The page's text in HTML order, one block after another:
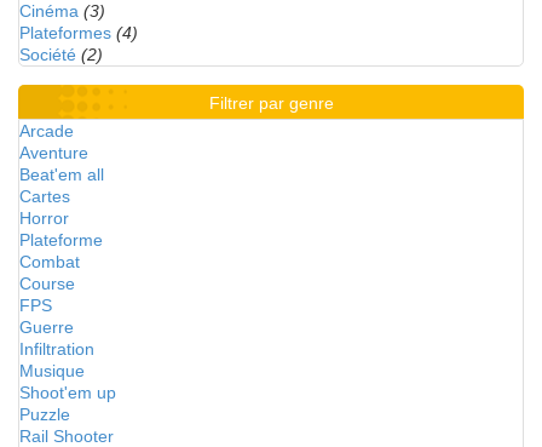
Cinéma (3)
Plateformes (4)
Société (2)
Filtrer par genre
Arcade
Aventure
Beat'em all
Cartes
Horror
Plateforme
Combat
Course
FPS
Guerre
Infiltration
Musique
Shoot'em up
Puzzle
Rail Shooter